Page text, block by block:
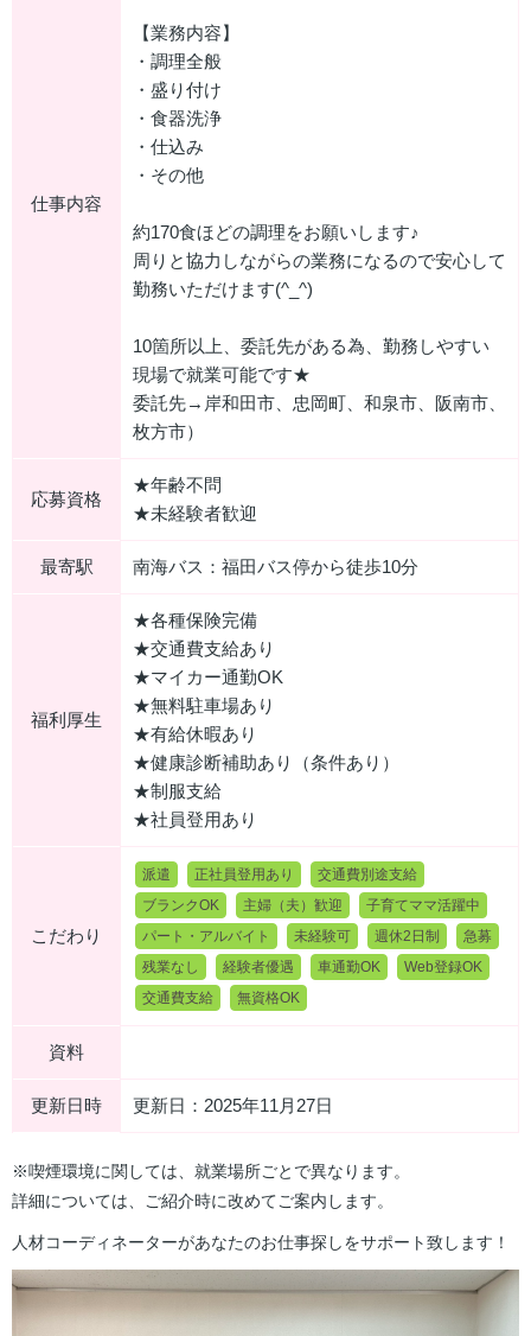
仕事内容
【業務内容】
・調理全般
・盛り付け
・食器洗浄
・仕込み
・その他
約170食ほどの調理をお願いします♪
周りと協力しながらの業務になるので安心して
勤務いただけます(^_^)
10箇所以上、委託先がある為、勤務しやすい
現場で就業可能です★
委託先→岸和田市、忠岡町、和泉市、阪南市、
枚方市）
応募資格
★年齢不問
★未経験者歓迎
最寄駅 南海バス：福田バス停から徒歩10分
福利厚生
★各種保険完備
★交通費支給あり
★マイカー通勤OK
★無料駐車場あり
★有給休暇あり
★健康診断補助あり（条件あり）
★制服支給
★社員登用あり
こだわり
派遣 正社員登用あり
交通費別途支給
ブランクOK
主婦（夫）歓迎
子育てママ活躍中
パート・アルバイト
未経験可 週休2日制
急募
残業なし
経験者優遇 車通勤OK
Web登録OK
交通費支給
無資格OK
資料
更新日時 更新日：2025年11月27日
※喫煙環境に関しては、就業場所ごとで異なります。
詳細については、ご紹介時に改めてご案内します。
人材コーディネーターがあなたのお仕事探しをサポート致します！